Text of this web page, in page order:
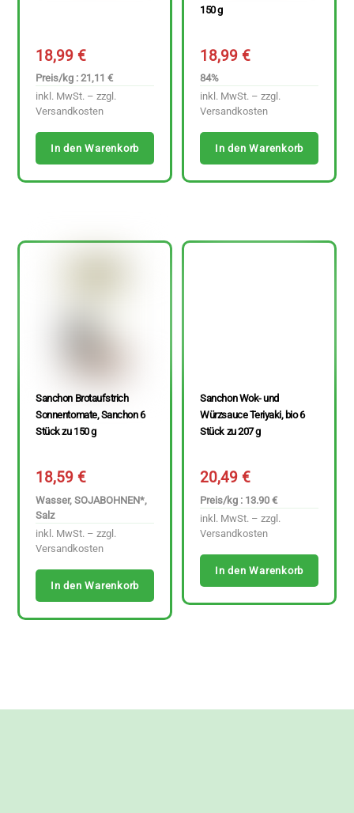
18,99€
Preis/kg : 21,11 €
inkl. MwSt. – zzgl.
Versandkosten
In den Warenkorb
150 g
18,99€
84%
inkl. MwSt. – zzgl.
Versandkosten
In den Warenkorb
Sanchon Brotaufstrich
Sonnentomate, Sanchon 6
Stück zu 150 g
18,59€
Wasser, SOJABOHNEN*,
Salz
inkl. MwSt. – zzgl.
Versandkosten
In den Warenkorb
Sanchon Wok- und
Würzsauce Teriyaki, bio 6
Stück zu 207 g
20,49€
Preis/kg : 13.90 €
inkl. MwSt. – zzgl.
Versandkosten
In den Warenkorb